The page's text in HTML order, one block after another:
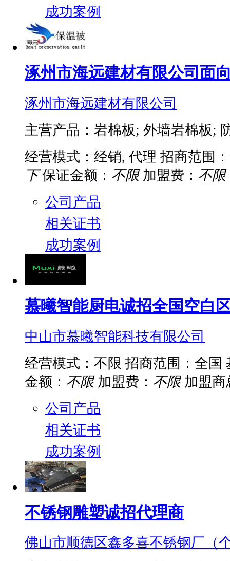
成功案例
涿州市海远建材有限公司面
涿州市海远建材有限公司
主营产品：岩棉板; 外墙岩棉板;
经营模式：经销, 代理 招商范围
下 保证金额： 不限 加盟费： 不限
公司产品
相关证书
成功案例
慕曦智能厨电诚招全国空白
中山市慕曦智能科技有限公司
经营模式：不限 招商范围：全国
金额： 不限 加盟费： 不限 加盟商
公司产品
相关证书
成功案例
不锈钢雕塑诚招代理商
佛山市顺德区鑫多喜不锈钢厂（